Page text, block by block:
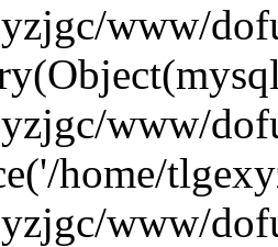
www/
www/
home/
www/